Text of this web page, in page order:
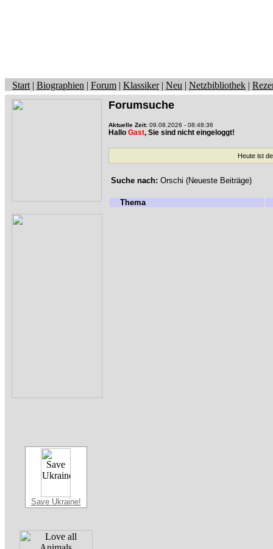
Start | Biographien | Forum | Klassiker| Neu | Netzbibliothek |
Save Ukraine!
Forumsuche
Aktuelle Zeit: 09.08.2026 - 08:48:36
Hallo Gast, Sie sind nicht eingeloggt!
Heute ist
Suche nach: Orschi (Neueste Beiträge)
Thema